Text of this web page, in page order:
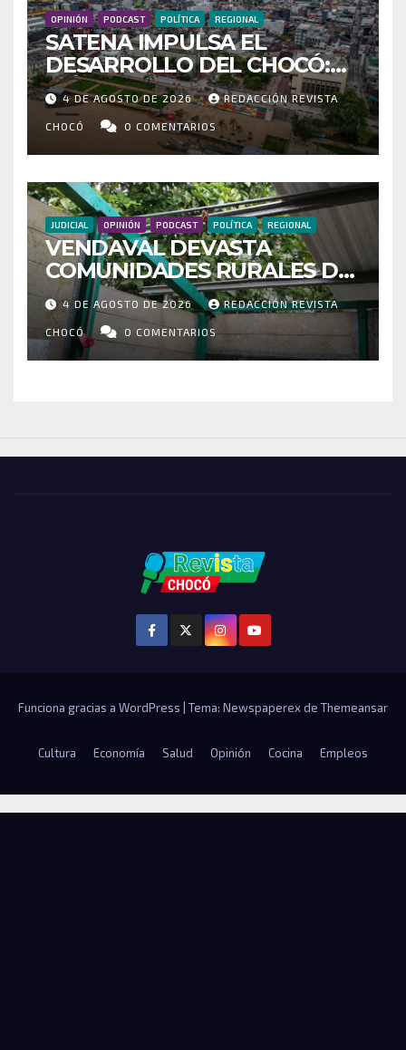
OPINIÓN PODCAST POLÍTICA REGIONAL
SATENA IMPULSA EL
DESARROLLO DEL CHOCÓ:
MÁS DE 35 MIL PASAJEROS
MOVILIZADOS Y NUEVAS
RUTAS FORTALECEN LA
CONECTIVIDAD
4 DE AGOSTO DE 2026 REDACCIÓN REVISTA
CHOCÓ 0 COMENTARIOS
JUDICIAL OPINIÓN PODCAST POLÍTICA REGIONAL
VENDAVAL DEVASTA
COMUNIDADES RURALES DE
RIOSUCIO: ESCUELAS,
VIVIENDAS Y CEMENTERIO
ENTRE LOS AFECTADOS
4 DE AGOSTO DE 2026 REDACCIÓN REVISTA
CHOCÓ 0 COMENTARIOS
Funciona gracias a WordPress Tema: Newspaperex de Themeansar
Cultura Economía Salud Opinión Cocina Empleos